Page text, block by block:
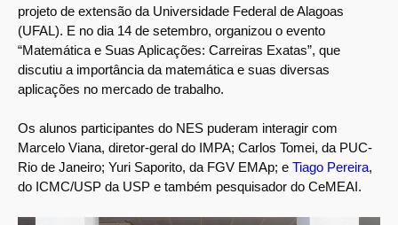
projeto de extensão da Universidade Federal de Alagoas
(UFAL). E no dia 14 de setembro, organizou o evento
“Matemática e Suas Aplicações: Carreiras Exatas”, que
discutiu a importância da matemática e suas diversas
aplicações no mercado de trabalho.
Os alunos participantes do NES puderam interagir com
Marcelo Viana, diretor-geral do IMPA; Carlos Tomei, da PUC-
Rio de Janeiro; Yuri Saporito, da FGV EMAp; e Tiago Pereira,
do ICMC/USP da USP e também pesquisador do CeMEAI.